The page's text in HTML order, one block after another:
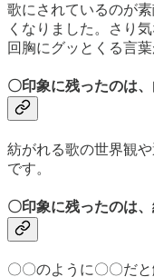
歌にされているのが
くなりました。さり
回胸にグッとくる言
〇印象に残ったのは
紡がれる歌の世界観
です。
〇印象に残ったのは
〇〇のように〇〇だ